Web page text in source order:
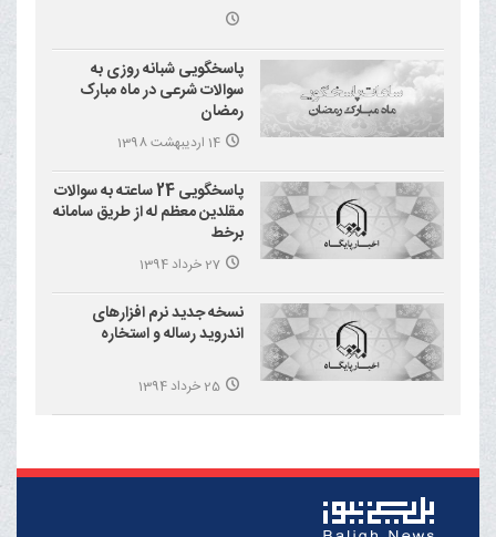
پاسخگویی شبانه روزی به
سوالات شرعی در ماه مبارک
رمضان
14 اردیبهشت 1398
پاسخگویی 24 ساعته به سوالات
مقلدین معظم له از طریق سامانه
برخط
27 خرداد 1394
نسخه جدید نرم افزارهای
اندروید رساله و استخاره
25 خرداد 1394